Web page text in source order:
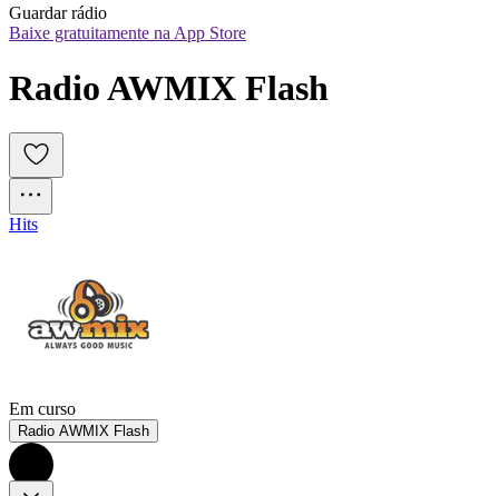
Guardar rádio
Baixe gratuitamente na App Store
Radio AWMIX Flash
Hits
Em curso
Radio AWMIX Flash